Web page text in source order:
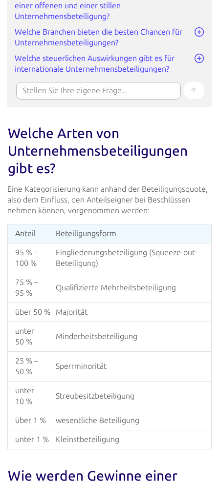
einer offenen und einer stillen
Unternehmensbeteiligung?
Welche Branchen bieten die besten Chancen für
Unternehmensbeteiligungen?
Welche steuerlichen Auswirkungen gibt es für
internationale Unternehmensbeteiligungen?
Welche Arten von
Unternehmens­beteiligungen
gibt es?
Eine Kategorisierung kann anhand der Beteiligungsquote,
also dem Einfluss, den Anteilseigner bei Beschlüssen
nehmen können, vorgenommen werden:
Anteil Beteiligungsform
95 % –
100 %
Eingliederungsbeteiligung (Squeeze-out-
Beteiligung)
75 % –
95 %
Qualifizierte Mehrheitsbeteiligung
über 50 % Majorität
unter
50 %
Minderheitsbeteiligung
25 % –
50 %
Sperrminorität
unter
10 %
Streubesitzbeteiligung
über 1 % wesentliche Beteiligung
unter 1 % Kleinstbeteiligung
Wie werden Gewinne einer